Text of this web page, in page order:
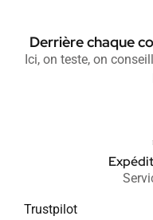
Derrière chaque
Ici, on teste, on
Trustpilot